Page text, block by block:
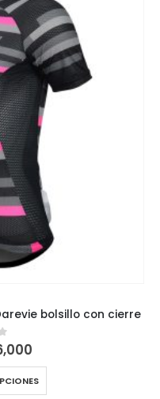
bolsillo con cierre
5
actual
es: